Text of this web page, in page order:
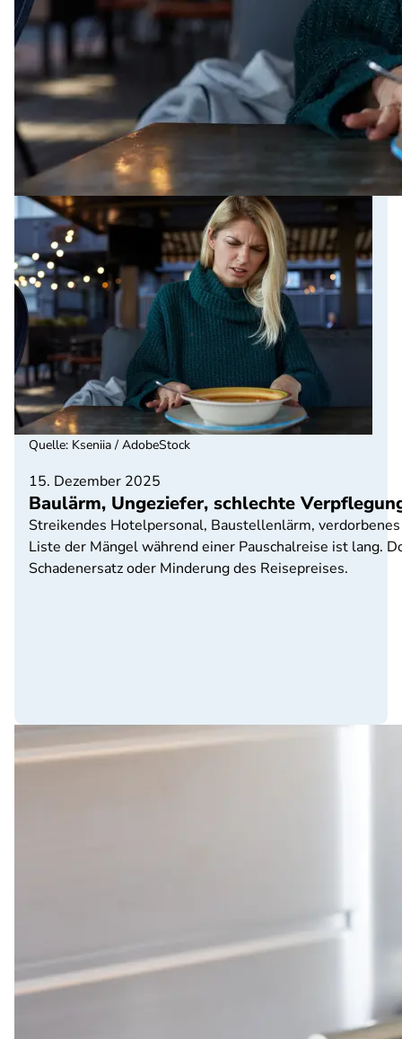
15. Dezember 2025
Baulärm, Ungeziefer, schlechte
Streikendes Hotelpersonal, Baustellenlärm,
Liste der Mängel während einer Pauschalreise ist lang.
Schadenersatz oder Minderung des Reisepreises.
Quelle: Kseniia / AdobeStock